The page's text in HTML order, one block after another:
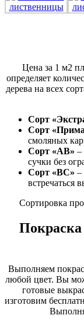
Цена за 1 м2
определяет
дерева на всех
Сорт
Сорт
смоляных
Сорт «АВ» –
сучки без
Сорт «ВС» –
встречаться
Сортировка
Покраска
Выполняем
любой цвет. Вы
готовые
изготовим